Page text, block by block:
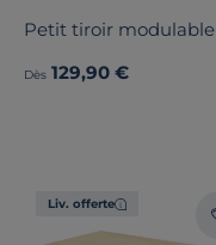
Petit tiroir modulable
Dès 129,90 €
Liv. offerte